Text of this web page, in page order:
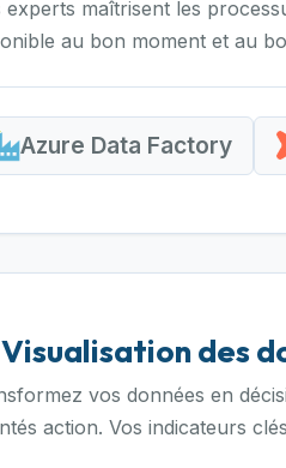
experts maîtrisent les
au bon moment et au
Azure Data Factory
Visualisation des
vos données en
action. Vos indicateurs